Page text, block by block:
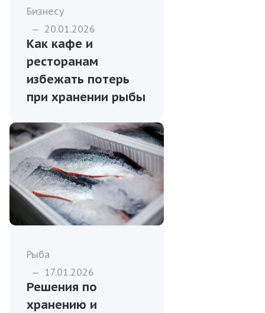
Бизнесу
— 20.01.2026
Как кафе и
ресторанам
избежать потерь
при хранении рыбы
Рыба
— 17.01.2026
Решения по
хранению и